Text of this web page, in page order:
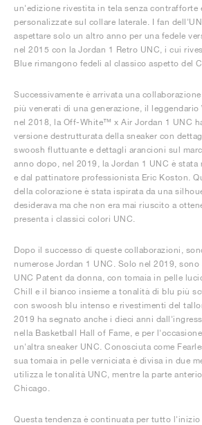
un'edizione rivestita in tela senza contrafforte
personalizzate sul collare laterale. I fan
aspettare solo un altro anno per una fedele
nel 2015 con la Jordan 1 Retro UNC, i cui
Blue rimangono fedeli al classico aspetto del
Successivamente è arrivata una
più venerati di una generazione, il
nel 2018, la Off-White™ x Air Jordan 1 UNC
versione destrutturata della sneaker con
swoosh fluttuante e dettagli arancioni sul
anno dopo, nel 2019, la Jordan 1 UNC è stata
e dal pattinatore professionista Eric Koston.
della colorazione è stata ispirata da una
desiderava ma che non era mai riuscito a
presenta i classici colori UNC.
Dopo il successo di queste collaborazioni,
numerose Jordan 1 UNC. Solo nel 2019, sono
UNC Patent da donna, con tomaia in pelle
Chill e il bianco insieme a tonalità di blu più
con swoosh blu intenso e rivestimenti del
2019 ha segnato anche i dieci anni
nella Basketball Hall of Fame, e per
un'altra sneaker UNC. Conosciuta come
sua tomaia in pelle verniciata è divisa in due
utilizza le tonalità UNC, mentre la parte
Chicago.
Questa tendenza è continuata per tutto